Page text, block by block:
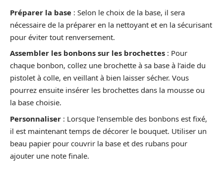
Préparer la base : Selon le choix de la base, il sera
nécessaire de la préparer en la nettoyant et en la sécurisant
pour éviter tout renversement.
Assembler les bonbons sur les brochettes : Pour
chaque bonbon, collez une brochette à sa base à l’aide du
pistolet à colle, en veillant à bien laisser sécher. Vous
pourrez ensuite insérer les brochettes dans la mousse ou
la base choisie.
Personnaliser : Lorsque l’ensemble des bonbons est fixé,
il est maintenant temps de décorer le bouquet. Utiliser un
beau papier pour couvrir la base et des rubans pour
ajouter une note finale.